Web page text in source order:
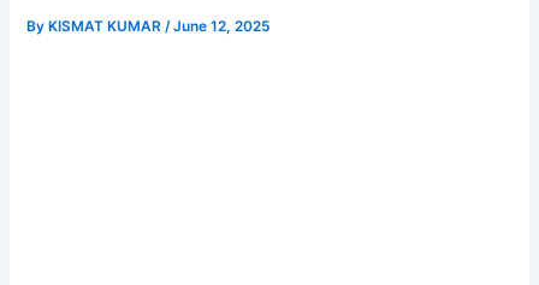
By KISMAT KUMAR/June 12, 2025